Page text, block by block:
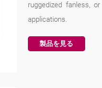
ruggedized fanless,
applications.
製品を見る